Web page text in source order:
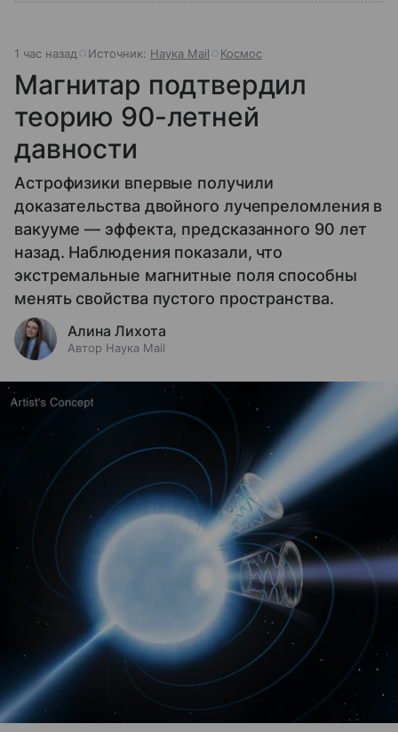
1 час назад Источник: Наука Mail Космос
Магнитар подтвердил
теорию 90-летней
давности
Астрофизики впервые получили
доказательства двойного лучепреломления в
вакууме — эффекта, предсказанного 90 лет
назад. Наблюдения показали, что
экстремальные магнитные поля способны
менять свойства пустого пространства.
Алина Лихота
Автор Наука Mail